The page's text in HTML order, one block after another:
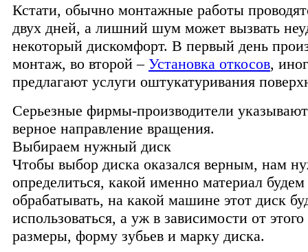
Кстати, обычно монтажные работы
двух дней, а лишний шум может вызвать
некоторый дискомфорт. В первый день
монтаж, во второй – Установка откосов,
предлагают услуги оштукатуривания
Серьезные фирмы-производители
верное направление вращения.
Выбираем нужный диск
Чтобы выбор диска оказался верным, нам
определиться, какой именно материал будем
обрабатывать, на какой машине этот диск
использоваться, а уж в зависимости от
размеры, форму зубьев и марку диска.